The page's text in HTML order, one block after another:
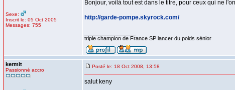
Sexe:
Inscrit le: 05 Oct 2005
Messages: 755
Bonjour, voilà tout est dans le titre, pour ceux qui ne
http://garde-pompe.skyrock.com/
triple champion de France SP lancer du poids sénior
kermit
Passionné accro
Posté le: 18 Oct 2008, 13:58
salut keny